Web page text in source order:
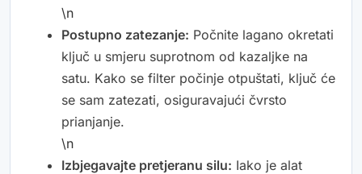
\n
Postupno zatezanje: Počnite lagano okretati
ključ u smjeru suprotnom od kazaljke na
satu. Kako se filter počinje otpuštati, ključ će
se sam zatezati, osiguravajući čvrsto
prianjanje.
\n
Izbjegavajte pretjeranu silu: Iako je alat